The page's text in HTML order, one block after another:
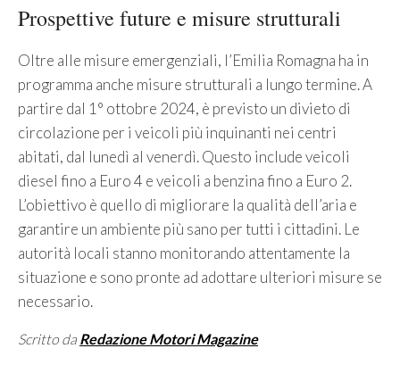
Prospettive future e misure strutturali
Oltre alle misure emergenziali, l’Emilia Romagna ha in
programma anche misure strutturali a lungo termine. A
partire dal 1° ottobre 2024, è previsto un divieto di
circolazione per i veicoli più inquinanti nei centri
abitati, dal lunedì al venerdì. Questo include veicoli
diesel fino a Euro 4 e veicoli a benzina fino a Euro 2.
L’obiettivo è quello di migliorare la qualità dell’aria e
garantire un ambiente più sano per tutti i cittadini. Le
autorità locali stanno monitorando attentamente la
situazione e sono pronte ad adottare ulteriori misure se
necessario.
Scritto da Redazione Motori Magazine